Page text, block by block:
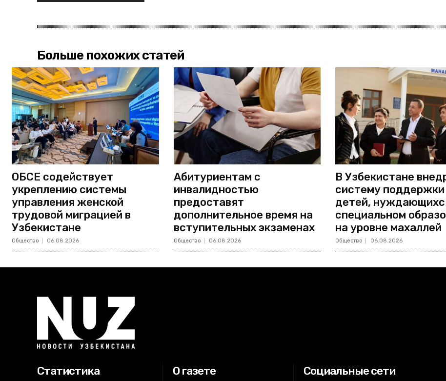
Больше похожих статей
ОБСЕ содействует
укреплению системы
управления женской
трудовой миграцией в
Узбекистане
Общество 06.08.2026
Абитуриентам с
инвалидностью
предоставят
дополнительное время на
вступительных экзаменах
Общество 06.08.2026
В Узбекистане
систему поддержки
детей,
специальном
на уровне махаллей
Общество 06.08.2026
Статистика О газете Социальные сети